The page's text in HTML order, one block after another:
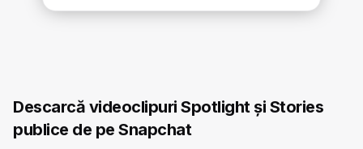
Descarcă videoclipuri Spotlight și Stories
publice de pe Snapchat